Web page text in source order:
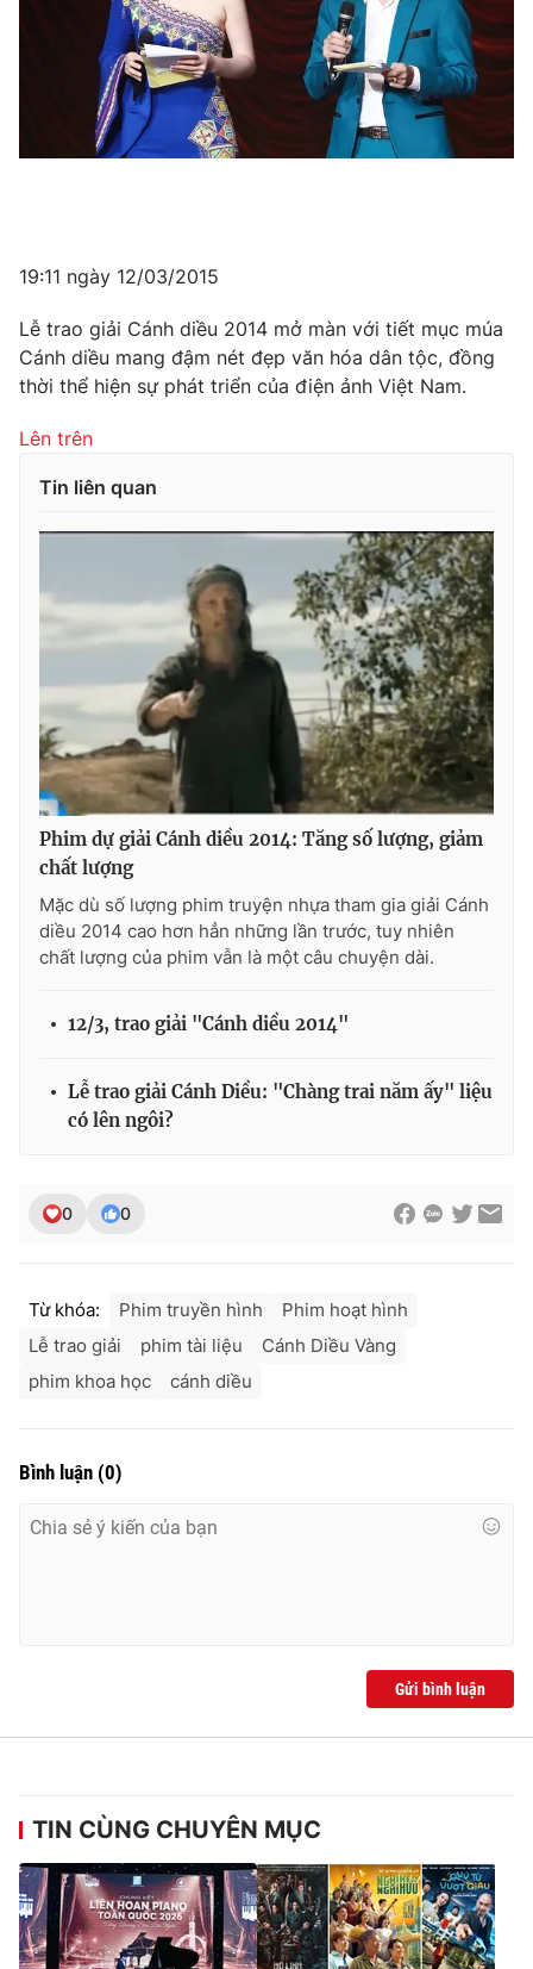
19:11 ngày 12/03/2015
Lễ trao giải Cánh diều 2014 mở màn với tiết mục múa
Cánh diều mang đậm nét đẹp văn hóa dân tộc, đồng
thời thể hiện sự phát triển của điện ảnh Việt Nam.
Lên trên
Tin liên quan
Phim dự giải Cánh diều 2014: Tăng số lượng, giảm
chất lượng
Mặc dù số lượng phim truyện nhựa tham gia giải Cánh
diều 2014 cao hơn hẳn những lần trước, tuy nhiên
chất lượng của phim vẫn là một câu chuyện dài.
12/3, trao giải "Cánh diều 2014"
Lễ trao giải Cánh Diều: "Chàng trai năm ấy" liệu
có lên ngôi?
0 0
Từ khóa: Phim truyền hình
Phim hoạt hình
Lễ trao giải
phim tài liệu
Cánh Diều Vàng
phim khoa học
cánh diều
Bình luận (0)
Gửi bình luận
TIN CÙNG CHUYÊN MỤC